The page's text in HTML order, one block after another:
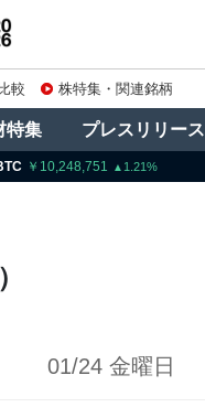
較 株特集・関連銘柄
特集 プレスリリース
10,248,751 1.21
01/24 金曜日